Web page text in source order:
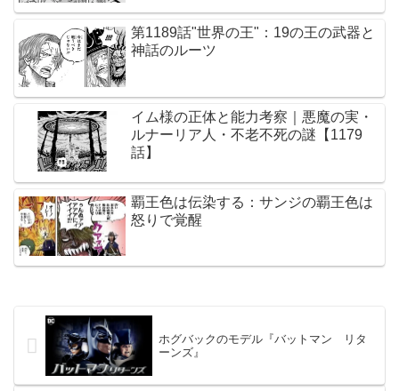
第1189話"世界の王"：19の王の武器と
神話のルーツ
イム様の正体と能力考察｜悪魔の実・
ルナーリア人・不老不死の謎【1179
話】
覇王色は伝染する：サンジの覇王色は
怒りで覚醒
ホグバックのモデル『バットマン リタ
ーンズ』